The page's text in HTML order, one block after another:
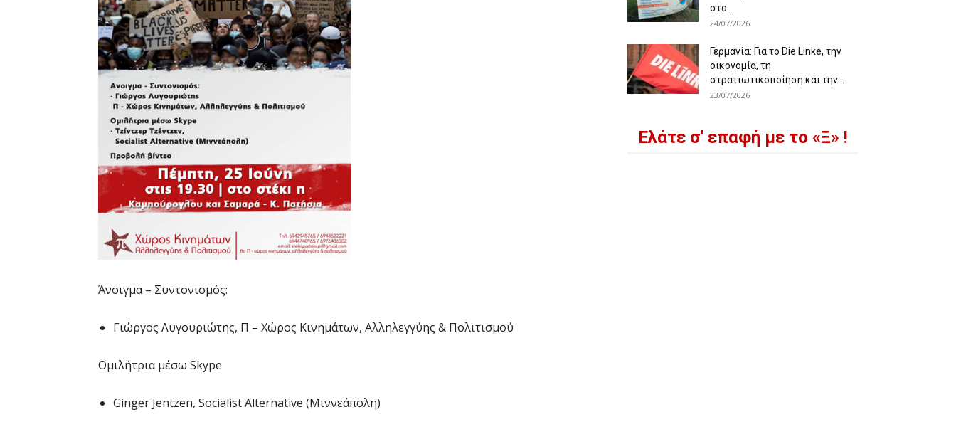
Άνοιγμα – Συντονισμός:
Γιώργος Λυγουριώτης, Π – Χώρος Κινημάτων, Αλληλεγγύης & Πολιτισμού
Ομιλήτρια μέσω Skype
Ginger Jentzen, Socialist Alternative (Μιννεάπολη)
στο...
24/07/2026
Γερμανία: Για το Die Linke, την
οικονομία, τη
στρατιωτικοποίηση και την...
23/07/2026
Ελάτε σ' επαφή με το «Ξ» !